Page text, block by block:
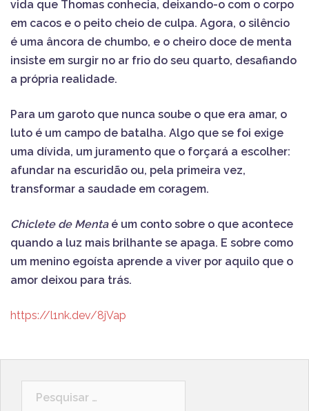
vida que Thomas conhecia, deixando-o com o corpo
em cacos e o peito cheio de culpa. Agora, o silêncio
é uma âncora de chumbo, e o cheiro doce de menta
insiste em surgir no ar frio do seu quarto, desafiando
a própria realidade.
Para um garoto que nunca soube o que era amar, o
luto é um campo de batalha. Algo que se foi exige
uma dívida, um juramento que o forçará a escolher:
afundar na escuridão ou, pela primeira vez,
transformar a saudade em coragem.
Chiclete de Menta é um conto sobre o que acontece
quando a luz mais brilhante se apaga. E sobre como
um menino egoísta aprende a viver por aquilo que o
amor deixou para trás.
https://l1nk.dev/8jVap